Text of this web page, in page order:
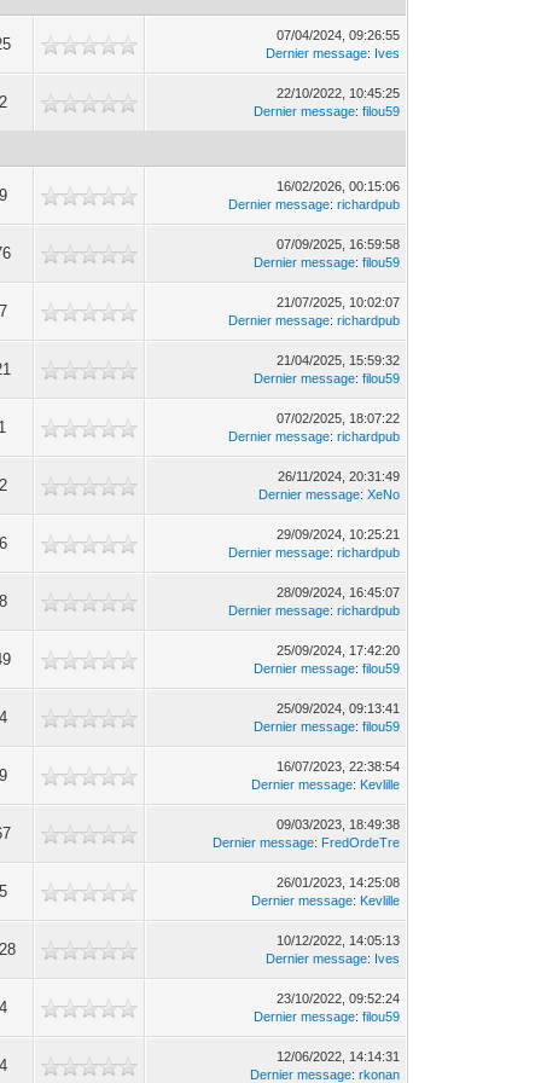
07/04/2024, 09:26:55
Dernier message: Ives
22/10/2022, 10:45:25
Dernier message:filou59
16/02/2026, 00:15:06
Dernier message:richardpub
07/09/2025, 16:59:58
Dernier message:filou59
21/07/2025, 10:02:07
Dernier message:richardpub
21/04/2025, 15:59:32
Dernier message:filou59
07/02/2025, 18:07:22
Dernier message:richardpub
26/11/2024, 20:31:49
Dernier message:XeNo
29/09/2024, 10:25:21
Dernier message:richardpub
28/09/2024, 16:45:07
Dernier message:richardpub
25/09/2024, 17:42:20
Dernier message:filou59
25/09/2024, 09:13:41
Dernier message:filou59
16/07/2023, 22:38:54
Dernier message: Kevlille
09/03/2023, 18:49:38
Dernier message: FredOrdeTre
26/01/2023, 14:25:08
Dernier message: Kevlille
10/12/2022, 14:05:13
Dernier message: Ives
23/10/2022, 09:52:24
Dernier message:filou59
12/06/2022, 14:14:31
Dernier message:rkonan